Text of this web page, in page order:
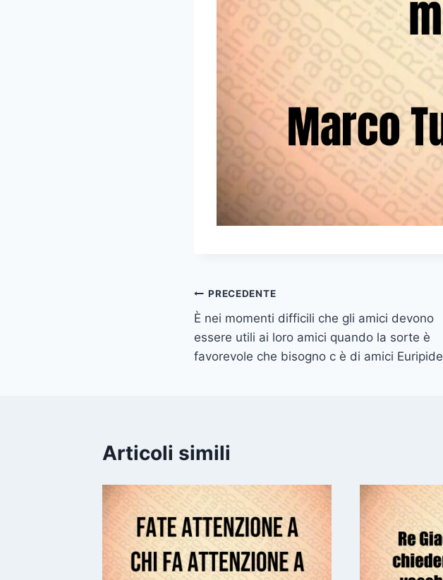
Navigazione
articoli
PRECEDENTE
È nei momenti difficili che gli amici devono
essere utili ai loro amici quando la sorte è
favorevole che bisogno c è di amici Euripide
Articoli simili